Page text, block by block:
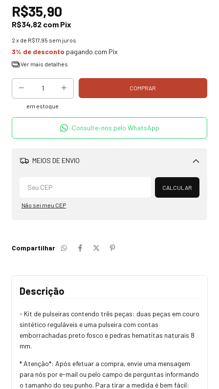
R$35,90
R$34,82 com Pix
2 x de R$17,95 sem juros
3% de desconto pagando com Pix
Ver mais detalhes
em estoque
Consulte-nos pelo WhatsApp
MEIOS DE ENVIO
Alterar CEP
CALCULAR
Não sei meu CEP
Compartilhar
Descrição
- Kit de pulseiras contendo três peças: duas peças em couro
sintético reguláveis e uma pulseira com contas
emborrachadas preto fosco e pedras hematitas naturais 8
mm.
* Atenção*: Após efetuar a compra, envie uma mensagem
para nós por e-mail ou pelo campo de perguntas informando
o tamanho do seu punho. Para tirar a medida é bem fácil: